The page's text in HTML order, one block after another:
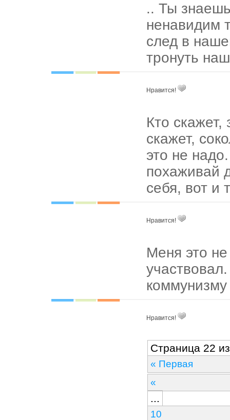
.. Ты
ненавидим
след в
тронуть
Нравится!
Кто
скажет,
это не
похаживай
себя, вот и
Нравится!
Меня это
Нравится!
Страница 22
« Первая
«
...
10